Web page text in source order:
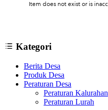
Kategori
Berita Desa
Produk Desa
Peraturan Desa
Peraturan Kalurahan
Peraturan Lurah